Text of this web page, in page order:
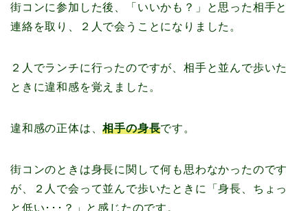
街コンに参加した後、「いいかも？」と思った相手と
連絡を取り、２人で会うことになりました。
２人でランチに行ったのですが、相手と並んで歩いた
ときに違和感を覚えました。
違和感の正体は、相手の身長です。
街コンのときは身長に関して何も思わなかったのです
が、２人で会って並んで歩いたときに「身長、ちょっ
と低い･･･？」と感じたのです。